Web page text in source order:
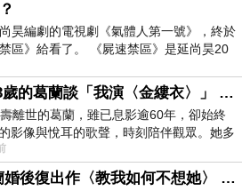
玄個人
昊編劇的電視劇《氣體人第一號》，終於
區》給看了。 《屍速禁區》是延尚昊20
Self23歲的葛蘭談「我演〈金縷衣〉」 #戀上老電影 #粟子 #葛蘭
離世的葛蘭，雖已息影逾60年，卻始終
影像與悅耳的歌聲，時刻陪伴觀眾。她多
陽光開朗的形象，不僅保留在電影
AI葛蘭婚後復出作〈教我如何不想她〉 #戀上老電影 #葛蘭 #粟子